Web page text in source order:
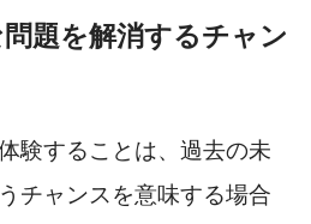
題を解消するチャン
験することは、過去の未
チャンスを意味する場合